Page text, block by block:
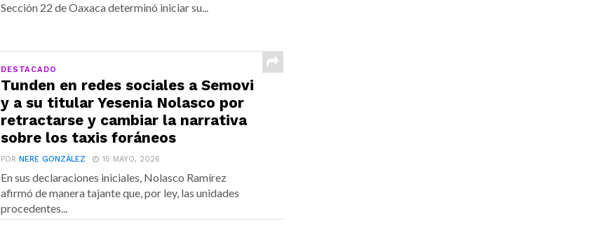
Sección 22 de Oaxaca determinó iniciar su...
DESTACADO
Tunden en redes sociales a Semovi
y a su titular Yesenia Nolasco por
retractarse y cambiar la narrativa
sobre los taxis foráneos
PORNERE GONZÁLEZ 15 MAYO, 2026
En sus declaraciones iniciales, Nolasco Ramírez
afirmó de manera tajante que, por ley, las unidades
procedentes...